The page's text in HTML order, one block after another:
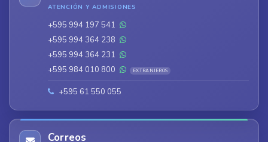
ATENCIÓN Y ADMISIONES
+595 994 197 541
+595 994 364 238
+595 994 364 231
+595 984 010 800
EXTRANJEROS
+595 61 550 055
Correos